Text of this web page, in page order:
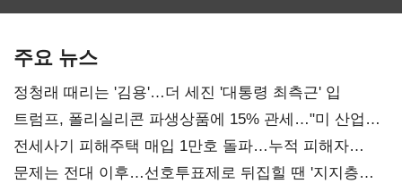
주요 뉴스
정청래 때리는 '김용'…더 세진 '대통령 최측근' 입
트럼프, 폴리실리콘 파생상품에 15% 관세…"미 산업
재건"
전세사기 피해주택 매입 1만호 돌파…누적 피해자
4만278명
문제는 전대 이후…선호투표제로 뒤집힐 땐 '지지층